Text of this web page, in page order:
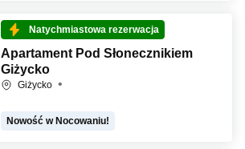
Natychmiastowa rezerwacja
Apartament Pod Słonecznikiem
Giżycko
Giżycko
Nowość w Nocowaniu!